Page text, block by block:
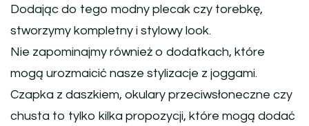
Dodając do tego modny plecak czy torebkę,
stworzymy kompletny i stylowy look.
Nie zapominajmy również o dodatkach, które
mogą urozmaicić nasze stylizacje z joggami.
Czapka z daszkiem, okulary przeciwsłoneczne czy
chusta to tylko kilka propozycji, które mogą dodać